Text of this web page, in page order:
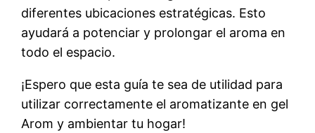
diferentes ubicaciones estratégicas. Esto
ayudará a potenciar y prolongar el aroma en
todo el espacio.
¡Espero que esta guía te sea de utilidad para
utilizar correctamente el aromatizante en gel
Arom y ambientar tu hogar!